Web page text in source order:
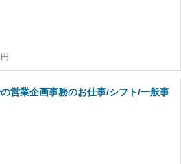
営業企画事務のお仕事/シフト/一般事